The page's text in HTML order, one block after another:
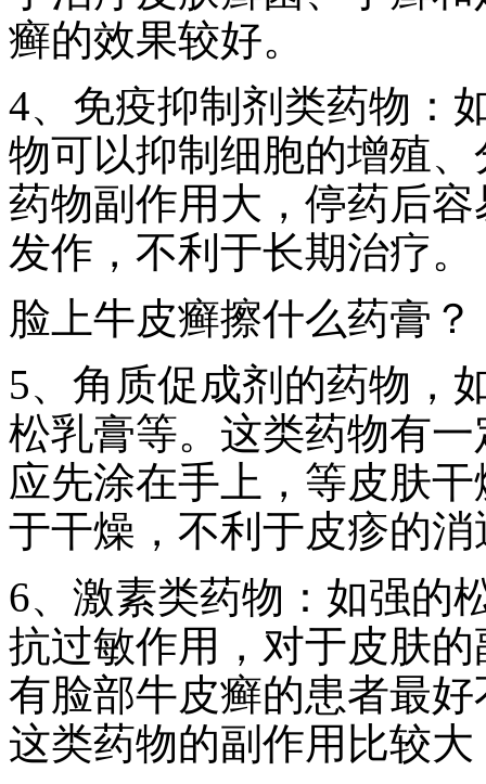
癣的效果较好。
4、免疫抑制剂类药物：
物可以抑制细胞的增殖
药物副作用大，停药后
发作，不利于长期治疗。
脸上牛皮癣擦什么药膏？
5、角质促成剂的药物，
松乳膏等。这类药物有
应先涂在手上，等皮肤
于干燥，不利于皮疹的消
6、激素类药物：如强的
抗过敏作用，对于皮肤
有脸部牛皮癣的患者最
这类药物的副作用比较